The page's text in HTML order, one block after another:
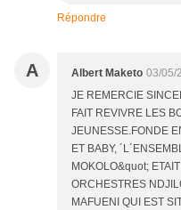
Répondre
A Albert Maketo 03/05/
JE REMERCIE
FAIT REVIVRE LES
JEUNESSE.FONDE
ET BABY,
MOKOLO&quot;
ORCHESTRES
MAFUENI QUI EST